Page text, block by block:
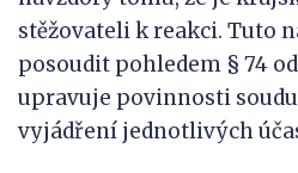
stěžovateli k reakci. Tuto
posoudit pohledem § 74
upravuje povinnosti
vyjádření jednotlivých